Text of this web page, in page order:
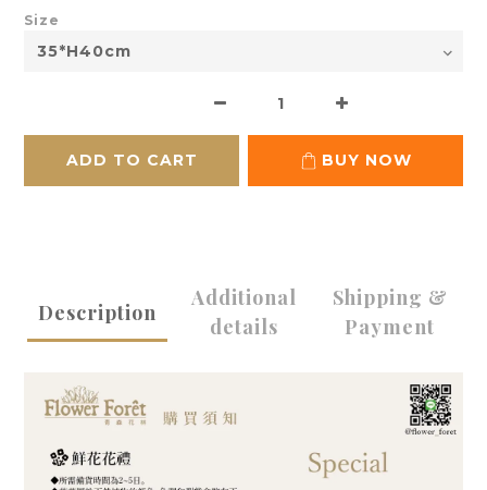
Size
ADD TO CART BUY NOW
Description
Additional
details
Shipping &
Payment